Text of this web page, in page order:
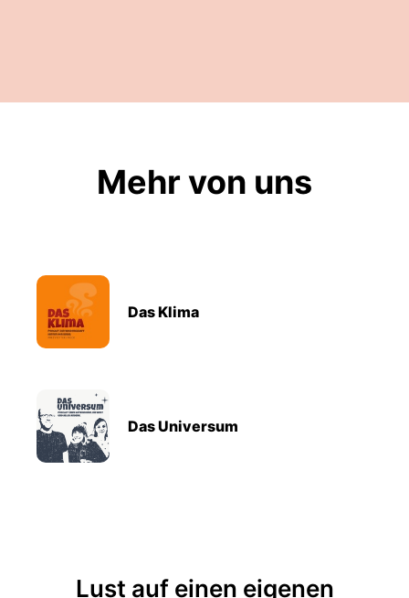
Mehr von uns
Das Klima
Das Universum
Lust auf einen eigenen